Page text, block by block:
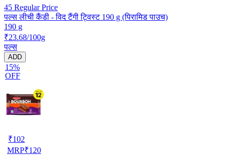
45 Regular Price
पल्स लीची कैंडी - विद टैंगी ट्विस्ट 190 g (पिरामिड पाउच)
190 g
₹23.68/100g
पल्स
ADD
15%
OFF
₹102
MRP₹120